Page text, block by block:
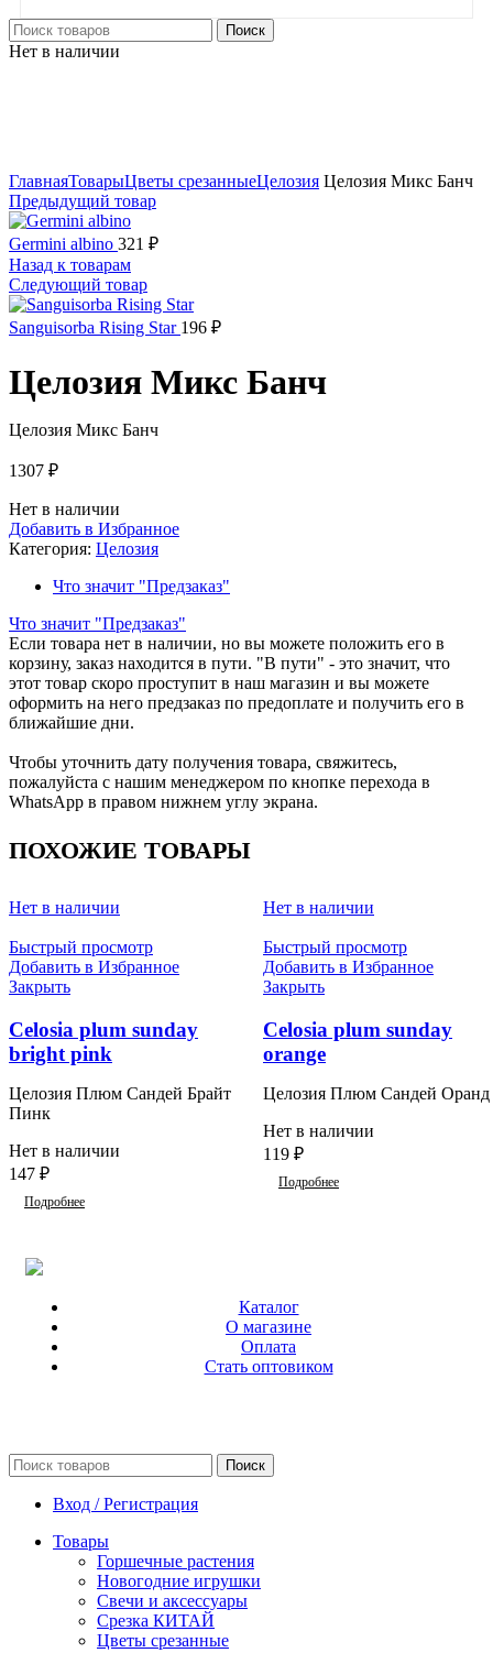
Поиск
Нет в наличии
ГлавнаяТоварыЦветы срезанныеЦелозия Целозия Микс Банч
Предыдущий товар
Germini albino 321 ₽
Назад к товарам
Следующий товар
Sanguisorba Rising Star 196 ₽
Целозия Микс Банч
Целозия Микс Банч
1307 ₽
Нет в наличии
Добавить в Избранное
Категория: Целозия
Что значит "Предзаказ"
Что значит "Предзаказ"
Если товара нет в наличии, но вы можете положить его в
корзину, заказ находится в пути. "В пути" - это значит, что
этот товар скоро проступит в наш магазин и вы можете
оформить на него предзаказ по предоплате и получить его в
ближайшие дни.
Чтобы уточнить дату получения товара, свяжитесь,
пожалуйста с нашим менеджером по кнопке перехода в
WhatsApp в правом нижнем углу экрана.
ПОХОЖИЕ ТОВАРЫ
Нет в наличии
Быстрый просмотр
Добавить в Избранное
Закрыть
Celosia plum sunday
bright pink
Целозия Плюм Сандей Брайт
Пинк
Нет в наличии
147 ₽
Подробнее
Нет в наличии
Быстрый просмотр
Добавить в Избранное
Закрыть
Celosia plum sunday
orange
Целозия Плюм Сандей
Нет в наличии
119 ₽
Подробнее
Каталог
О магазине
Оплата
Стать оптовиком
Поиск
Вход / Регистрация
Товары
Горшечные растения
Новогодние игрушки
Свечи и аксессуары
Срезка КИТАЙ
Цветы срезанные